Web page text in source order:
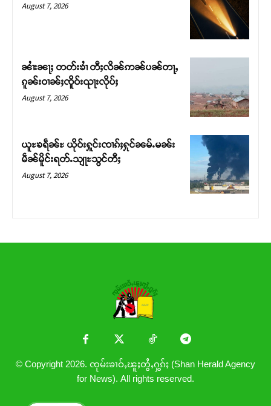
တႃႇႁႂ်ႈသဵင်ၵၢင်ၸႂ်ၵူၼ်းမိူင်း ၵူႈတီႈၵူႈလႅၼ်ပေႃးတေၸွ
တ်ႇ တူဝ်ႈလုမ်ႈၾႃႉၼၼ်ႉ ၶဝ်ႈႁူမ်ႈၵမ်ႉထႅမ် ၸုမ်းၶၢ
ဝ်ႇၽူႈတွႆႇႁွၵ်ႈ လႆႈယူႇၶႃႈဢေႃႈ။
August 7, 2026
ၼၢႆးၼႃႈ တတ်းၶၢႆ တီႈလိၼ်ဢၼ်ပၼ်တႃႇ
ၵူၼ်းဝၢၼ်ႈၸိူဝ်းၺႃးလိုပ်ႈ
August 7, 2026
ယူႊၶရဵၼ်ႊ ယိုဝ်းႁူင်းၸၢၵ်ႈႁုင်ၼမ်ႉမၼ်း
မဵၼ်မိူင်းရတ်ႉသျႃႊသွင်တီႈ
August 7, 2026
© Copyright 2026. ၸုမ်းၶၢဝ်ႇၽူႈတွႆႇႁွၵ်ႈ (Shan Herald Agency
for News). All rights reserved.